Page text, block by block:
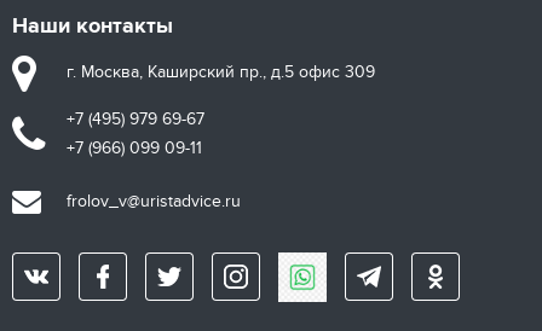
Наши контакты
г. Москва, Каширский пр., д.5 офис 309
+7 (495) 979 69-67
+7 (966) 099 09-11
frolov_v@uristadvice.ru